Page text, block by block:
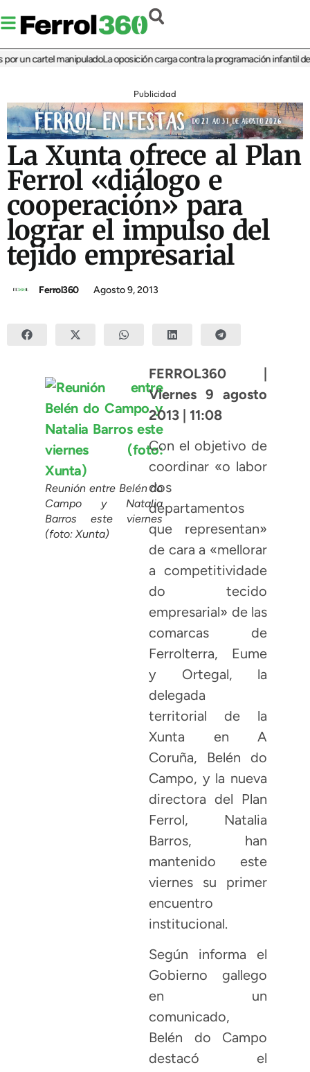
un cartel manipuladoLa oposición carga contra la programación infantil de la
Publicidad
La Xunta ofrece al Plan
Ferrol «diálogo e
cooperación» para
lograr el impulso del
tejido empresarial
Ferrol360 Agosto 9, 2013
Reunión entre Belén do
Campo y Natalia
Barros este viernes
(foto: Xunta)
FERROL360 |
Viernes 9 agosto
2013 | 11:08
Con el objetivo de
coordinar «o labor
dos
departamentos
que representan»
de cara a «mellorar
a competitividade
do tecido
empresarial» de las
comarcas de
Ferrolterra, Eume
y Ortegal, la
delegada
territorial de la
Xunta en A
Coruña, Belén do
Campo, y la nueva
directora del Plan
Ferrol, Natalia
Barros, han
mantenido este
viernes su primer
encuentro
institucional.
Según informa el
Gobierno gallego
en un
comunicado,
Belén do Campo
destacó el